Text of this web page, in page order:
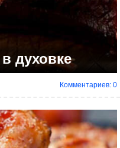
духовке
Комментариев: 0